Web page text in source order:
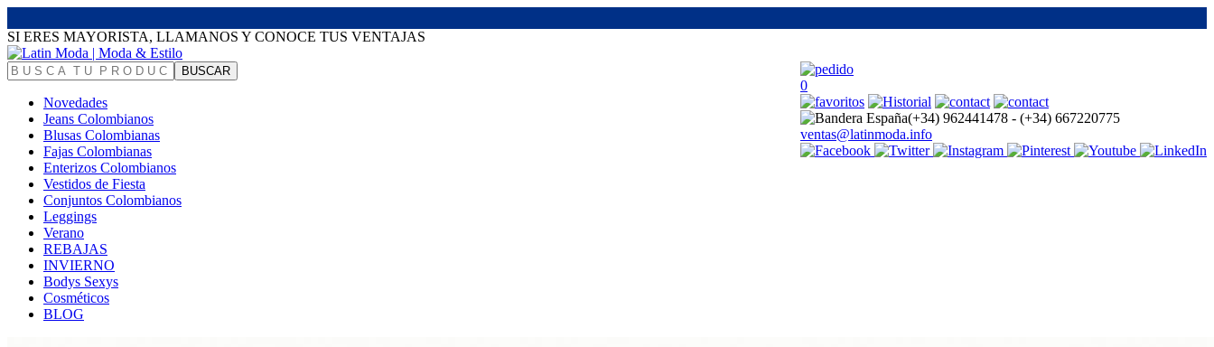
SI ERES MAYORISTA, LLAMANOS Y CONOCE TUS VENTAJAS
0
(+34) 962441478 - (+34) 667220775
ventas@latinmoda.info
Novedades
Jeans Colombianos
Blusas Colombianas
Fajas Colombianas
Enterizos Colombianos
Vestidos de Fiesta
Conjuntos Colombianos
Leggings
Verano
REBAJAS
INVIERNO
Bodys Sexys
Cosméticos
BLOG